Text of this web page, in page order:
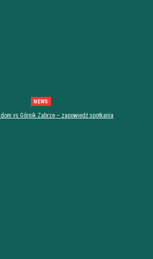
NEWS
vs Górnik Zabrze – zapowiedź spotkania